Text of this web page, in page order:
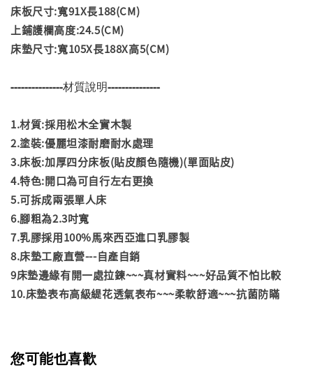
床板尺寸:寬91X長188(CM)
上鋪護欄高度:24.5(CM)
床墊尺寸:寬105X長188X高5(CM)
---------------材質說明---------------
1.材質:採用松木全實木製
2.塗裝:優麗坦漆耐磨耐水處理
3.床板:加厚四分床板(貼皮顏色隨機)(單面貼皮)
4.特色:開口為可自行左右更換
5.可拆成兩張單人床
6.腳粗為2.3吋寬
7.乳膠採用100%馬來西亞進口乳膠製
8.床墊工廠直營---自產自銷
9床墊邊緣有開一處拉鍊~~~真材實料~~~好品質不怕比較
10.床墊表布高級緹花透氣表布~~~柔軟舒適~~~抗菌防瞞
您可能也喜歡